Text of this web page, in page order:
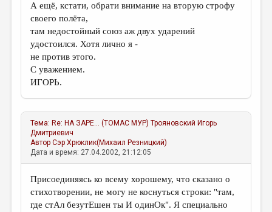
А ещё, кстати, обрати внимание на вторую строфу
своего полёта,
там недостойный союз аж двух ударений
удостоился. Хотя лично я -
не против этого.
С уважением.
ИГОРЬ.
Тема: Re: НА ЗАРЕ... (ТОМАС МУР) Трояновский Игорь
Дмитриевич
АвторСэр Хрюклик(Михаил Резницкий)
Дата и время: 27.04.2002, 21:12:05
Присоединяясь ко всему хорошему, что сказано о
стихотворении, не могу не коснуться строки: "там,
где стАл безутЕшен ты И одинОк". Я специально